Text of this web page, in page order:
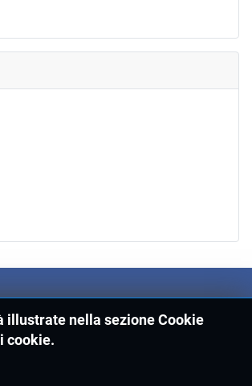
illustrate nella sezione Cookie
cookie.